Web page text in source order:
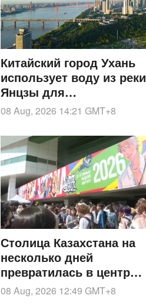
Китайский город Ухань
использует воду из реки
Янцзы для
централизованного
охлаждения делового
района
08 Aug, 2026 14:21 GMT+8
Столица Казахстана на
несколько дней
превратилась в центр
мировой поп-культуры
08 Aug, 2026 12:49 GMT+8